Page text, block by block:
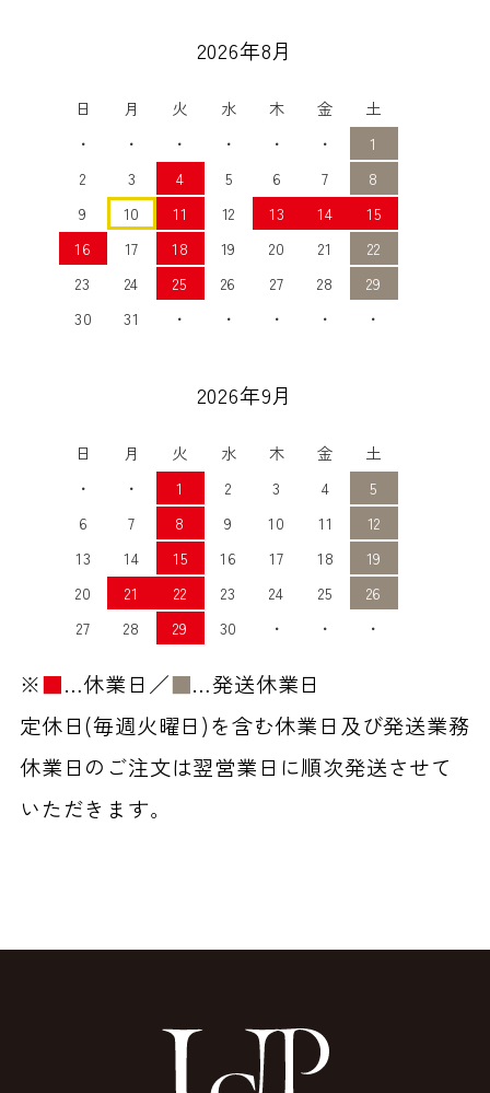
2026年8月
日 月 火 水 木 金
土
・
・ ・ ・ ・ ・
1
2
3 4 5 6 7
8
9
10 11 12 13 14
15
16
17 18 19 20 21
22
23
24 25 26 27 28
29
30
31 ・ ・ ・ ・ ・
2026年9月
日 月 火 水 木 金
土
・
・ 1 2 3 4
5
6
7 8 9 10 11
12
13
14 15 16 17 18
19
20
21 22 23 24 25
26
27
28 29 30 ・ ・ ・
※■…休業日／■…発送休業日
定休日(毎週火曜日)を含む休業日及び発送業務
休業日のご注文は翌営業日に順次発送させて
いただきます。